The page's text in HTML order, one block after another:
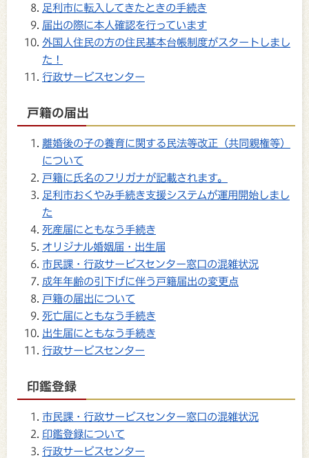
足利市に転入してきたときの手続き
届出の際に本人確認を行っています
外国人住民の方の住民基本台帳制度がスタートしまし
た！
行政サービスセンター
戸籍の届出
離婚後の子の養育に関する民法等改正（共同親権等）
について
戸籍に氏名のフリガナが記載されます。
足利市おくやみ手続き支援システムが運用開始しまし
た
死産届にともなう手続き
オリジナル婚姻届・出生届
市民課・行政サービスセンター窓口の混雑状況
成年年齢の引下げに伴う戸籍届出の変更点
戸籍の届出について
死亡届にともなう手続き
出生届にともなう手続き
行政サービスセンター
印鑑登録
市民課・行政サービスセンター窓口の混雑状況
印鑑登録について
行政サービスセンター